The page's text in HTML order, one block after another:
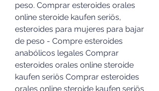
peso. Comprar esteroides orales
online steroide kaufen seriös,
esteroides para mujeres para bajar
de peso - Compre esteroides
anabólicos legales Comprar
esteroides orales online steroide
kaufen seriös Comprar esteroides
orales online steroide kaufen seriös